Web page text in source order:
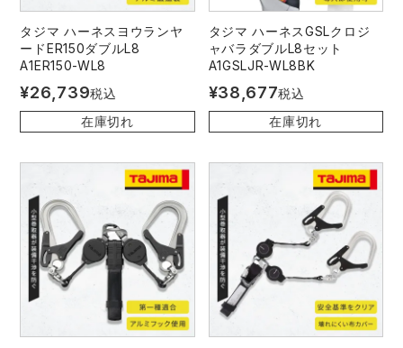
タジマ ハーネスヨウランヤ
ードER150ダブルL8
A1ER150-WL8
¥26,739税込
在庫切れ
タジマ ハーネスGSLクロジ
ャバラダブルL8セット
A1GSLJR-WL8BK
¥38,677税込
在庫切れ